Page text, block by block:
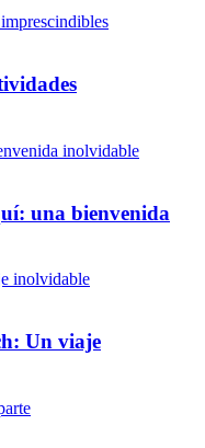
inolvidable
una bienvenida
inolvidable
Un viaje